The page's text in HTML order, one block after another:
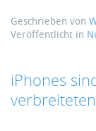
Geschrieben von
Veröffentlicht in
iPhones